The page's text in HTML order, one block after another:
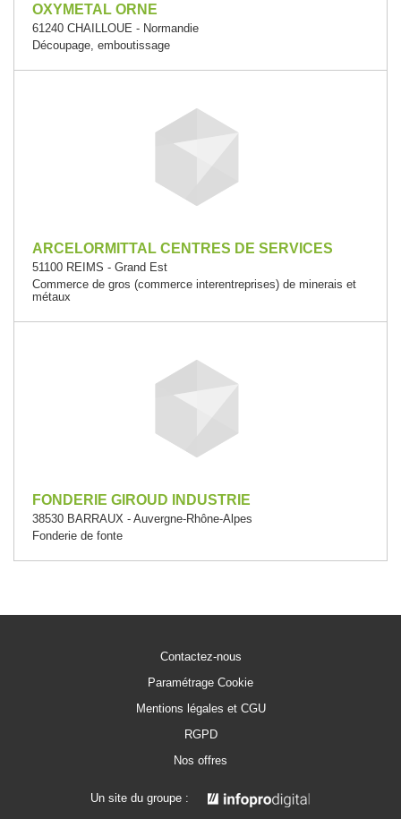
OXYMETAL ORNE
61240 CHAILLOUE - Normandie
Découpage, emboutissage
ARCELORMITTAL CENTRES DE SERVICES
51100 REIMS - Grand Est
Commerce de gros (commerce interentreprises) de minerais et
métaux
FONDERIE GIROUD INDUSTRIE
38530 BARRAUX - Auvergne-Rhône-Alpes
Fonderie de fonte
Contactez-nous
Paramétrage Cookie
Mentions légales et CGU
RGPD
Nos offres
Un site du groupe :